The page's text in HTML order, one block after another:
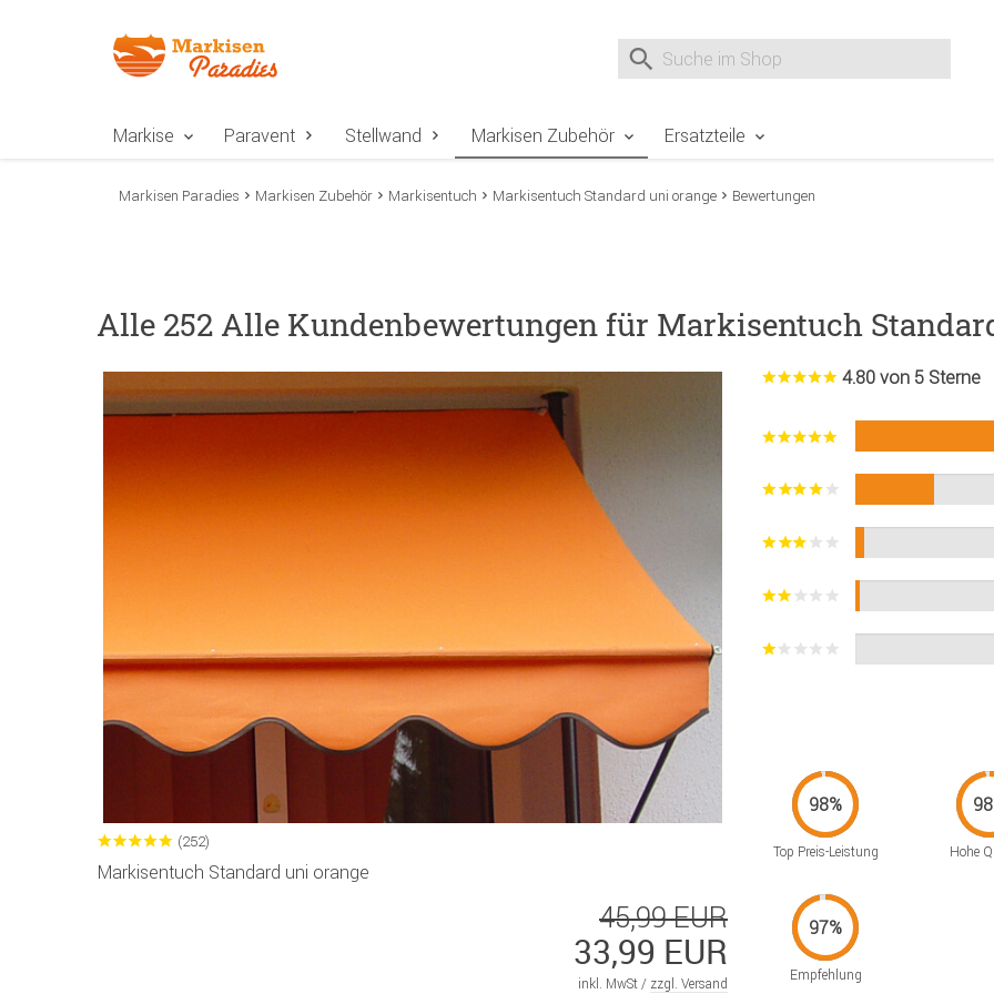
Suche nach
Markise Paravent Stellwand Markisen Zubehör Ersatzteile
Markisen Paradies Markisen Zubehör Markisentuch Markisentuch Standard uni orange Bewertungen
Alle 252 Alle Kundenbewertungen für Markisentuch
(252)
Markisentuch Standard uni orange
45,99 EUR
33,99 EUR
inkl. MwSt / zzgl. Versand
4.80 von 5 Sterne
Top Preis-Leistung Hohe
Empfehlung